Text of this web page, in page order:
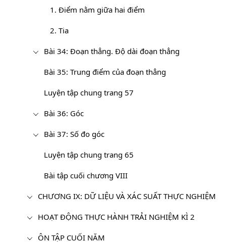
1. Điểm nằm giữa hai điểm
2. Tia
Bài 34: Đoạn thẳng. Độ dài đoạn thẳng
Bài 35: Trung điểm của đoạn thẳng
Luyện tập chung trang 57
Bài 36: Góc
Bài 37: Số đo góc
Luyện tập chung trang 65
Bài tập cuối chương VIII
CHƯƠNG IX: DỮ LIỆU VÀ XÁC SUẤT THỰC NGHIỆM
HOẠT ĐỘNG THỰC HÀNH TRẢI NGHIỆM KÌ 2
ÔN TẬP CUỐI NĂM